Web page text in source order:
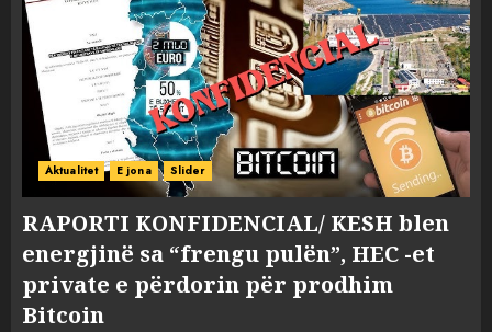
Aktualitet E jona Slider
RAPORTI KONFIDENCIAL/ KESH blen
energjinë sa “frengu pulën”, HEC -et
private e përdorin për prodhim
Bitcoin